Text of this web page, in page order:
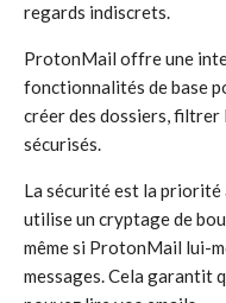
regards indiscrets.
ProtonMail offre une
fonctionnalités de base
créer des dossiers, filtrer
sécurisés.
La sécurité est la
utilise un cryptage de
même si ProtonMail lui-
messages. Cela garantit